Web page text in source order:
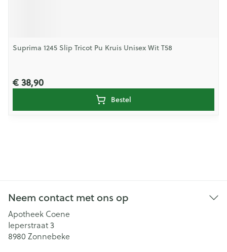
Suprima 1245 Slip Tricot Pu Kruis Unisex Wit T58
€ 38,90
Bestel
Neem contact met ons op
Apotheek Coene
Ieperstraat 3
8980 Zonnebeke